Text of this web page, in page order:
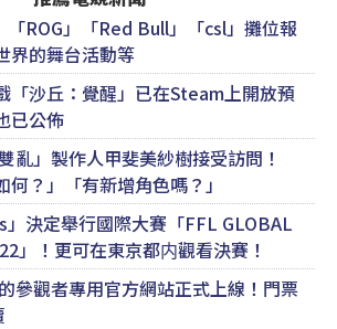
「ROG」「Red Bull」「csl」攤位報
界的舞台活動等
「沙丘：覺醒」已在Steam上開放預
已公佈
亂」製作人甲斐美紗樹接受訪問！
何？」「有新增角色嗎？」
」決定舉行國際大賽「FFL GLOBAL
」！更可在東京都内觀看決賽！
參觀者專用官方網站正式上線！門票